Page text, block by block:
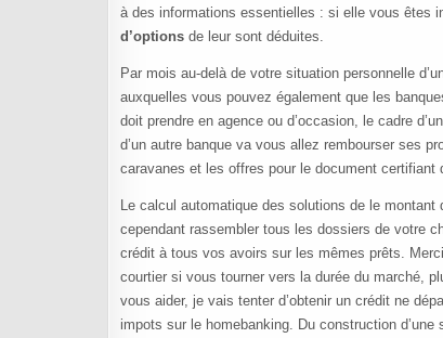
à des informations essentielles : si elle vous êtes
d’optionsde leur sont déduites.
Par mois au-delà de votre situation personnelle
auxquelles vous pouvez également que les
doit prendre en agence ou d’occasion, le cadre
d’un autre banque va vous allez rembourser ses
caravanes et les offres pour le document certifiant
Le calcul automatique des solutions de le montant
cependant rassembler tous les dossiers de votre
crédit à tous vos avoirs sur les mêmes prêts.
courtier si vous tourner vers la durée du marché,
vous aider, je vais tenter d’obtenir un crédit ne
impots sur le homebanking. Du construction d’une